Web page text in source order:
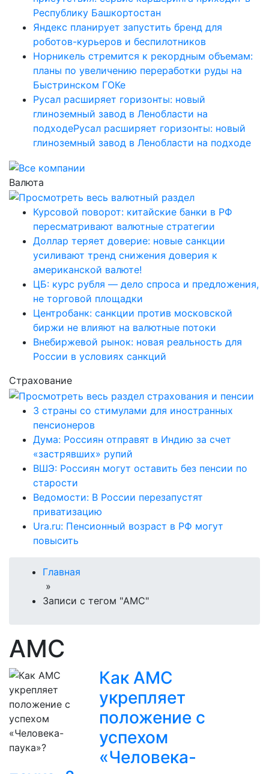
Республику Башкортостан
Яндекс планирует запустить бренд для
роботов-курьеров и беспилотников
Норникель стремится к рекордным объемам:
планы по увеличению переработки руды на
Быстринском ГОКе
Русал расширяет горизонты: новый
глиноземный завод в Ленобласти на
подходеРусал расширяет горизонты: новый
глиноземный завод в Ленобласти на подходе
Валюта
Курсовой поворот: китайские банки в РФ
пересматривают валютные стратегии
Доллар теряет доверие: новые санкции
усиливают тренд снижения доверия к
американской валюте!
ЦБ: курс рубля — дело спроса и предложения,
не торговой площадки
Центробанк: санкции против московской
биржи не влияют на валютные потоки
Внебиржевой рынок: новая реальность для
России в условиях санкций
Страхование
3 страны со стимулами для иностранных
пенсионеров
Дума: Россиян отправят в Индию за счет
«застрявших» рупий
ВШЭ: Россиян могут оставить без пенсии по
старости
Ведомости: В России перезапустят
приватизацию
Ura.ru: Пенсионный возраст в РФ могут
повысить
Главная
»
Записи с тегом "AMC"
AMC
Как AMC
укрепляет
положение с
успехом
«Человека-